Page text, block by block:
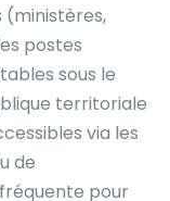
(ministères,
postes
sous le
territoriale
via les
de
pour